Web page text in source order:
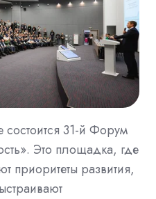
31-й Форум
Это площадка, где
развития,